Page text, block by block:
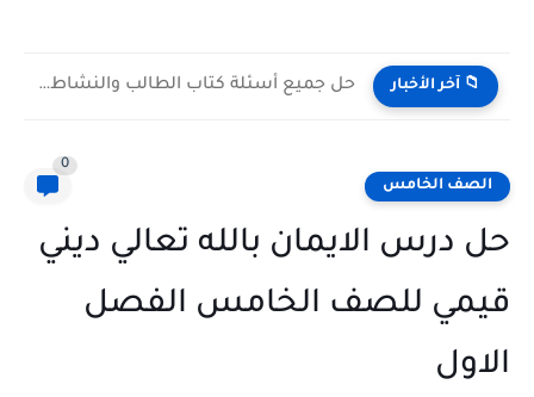
📁 آخر الأخبار حل جميع أسئلة كتاب الطالب والنشاط في الاحياء للصف العاشر...
الصف الخامس
0
حل درس الايمان بالله تعالي ديني
قيمي للصف الخامس الفصل
الاول